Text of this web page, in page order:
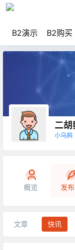
B2演示 B2购买
二胡
小乌鸦
概览 发
文章 快讯